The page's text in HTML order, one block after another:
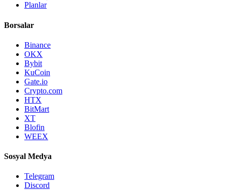
Planlar
Borsalar
Binance
OKX
Bybit
KuCoin
Gate.io
Crypto.com
HTX
BitMart
XT
Blofin
WEEX
Sosyal Medya
Telegram
Discord